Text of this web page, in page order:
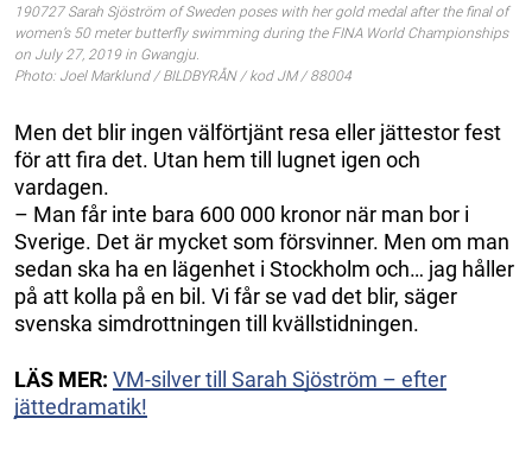
190727 Sarah Sjöström of Sweden poses with her gold medal after the final of
women’s 50 meter butterfly swimming during the FINA World Championships
on July 27, 2019 in Gwangju.
Photo: Joel Marklund / BILDBYRÅN / kod JM / 88004
Men det blir ingen välförtjänt resa eller jättestor fest
för att fira det. Utan hem till lugnet igen och
vardagen.
– Man får inte bara 600 000 kronor när man bor i
Sverige. Det är mycket som försvinner. Men om man
sedan ska ha en lägenhet i Stockholm och… jag håller
på att kolla på en bil. Vi får se vad det blir, säger
svenska simdrottningen till kvällstidningen.
LÄS MER: VM-silver till Sarah Sjöström – efter
jättedramatik!